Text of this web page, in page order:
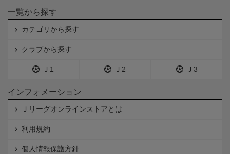
一覧から探す
カテゴリから探す
クラブから探す
Ｊ1 Ｊ2 Ｊ3
インフォメーション
Ｊリーグオンラインストアとは
利用規約
個人情報保護方針